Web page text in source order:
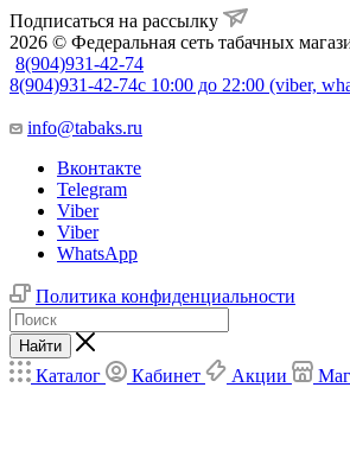
Подписаться на рассылку
2026 © Федеральная сеть табачных
8(904)931-42-74
8(904)931-42-74с 10:00 до 22:00 (viber,
info@tabaks.ru
Вконтакте
Telegram
Viber
Viber
WhatsApp
Политика конфиденциальности
Найти
Каталог Кабинет Акции